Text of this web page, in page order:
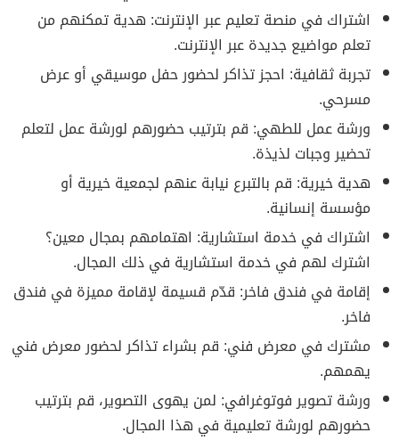
اشتراك في منصة تعليم عبر الإنترنت: هدية تمكنهم من
تعلم مواضيع جديدة عبر الإنترنت.
تجربة ثقافية: احجز تذاكر لحضور حفل موسيقي أو عرض
مسرحي.
ورشة عمل للطهي: قم بترتيب حضورهم لورشة عمل لتعلم
تحضير وجبات لذيذة.
هدية خيرية: قم بالتبرع نيابة عنهم لجمعية خيرية أو
مؤسسة إنسانية.
اشتراك في خدمة استشارية: اهتمامهم بمجال معين؟
اشترك لهم في خدمة استشارية في ذلك المجال.
إقامة في فندق فاخر: قدّم قسيمة لإقامة مميزة في فندق
فاخر.
مشترك في معرض فني: قم بشراء تذاكر لحضور معرض فني
يهمهم.
ورشة تصوير فوتوغرافي: لمن يهوى التصوير، قم بترتيب
حضورهم لورشة تعليمية في هذا المجال.